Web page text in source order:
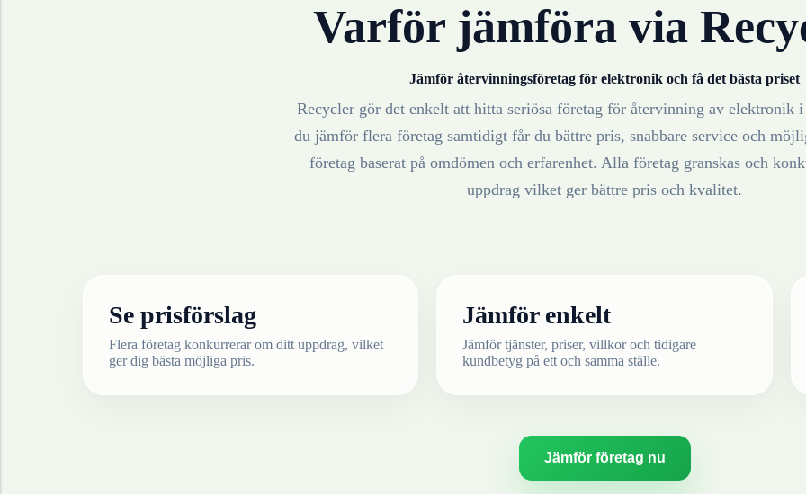
Varför jämföra via
Jämför återvinningsföretag för elektronik och få det bästa priset
Recycler gör det enkelt att hitta seriösa företag för återvinning av elektroniki
du jämför flera företag samtidigt får du bättre pris, snabbare service och
företag baserat på omdömen och erfarenhet. Alla företag granskas och
uppdrag vilket ger bättre pris och kvalitet.
Se prisförslag
Flera företag konkurrerar om ditt uppdrag, vilket
ger dig bästa möjliga pris.
Jämför enkelt
Jämför tjänster, priser, villkor och tidigare
kundbetyg på ett och samma ställe.
Jämför företag nu